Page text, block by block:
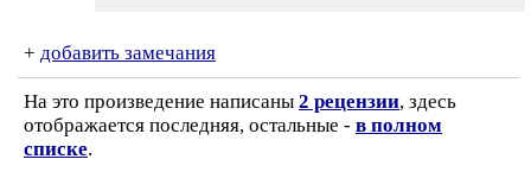
+ добавить замечания
На это произведение написаны 2 рецензии, здесь
отображается последняя, остальные - в полном
списке.